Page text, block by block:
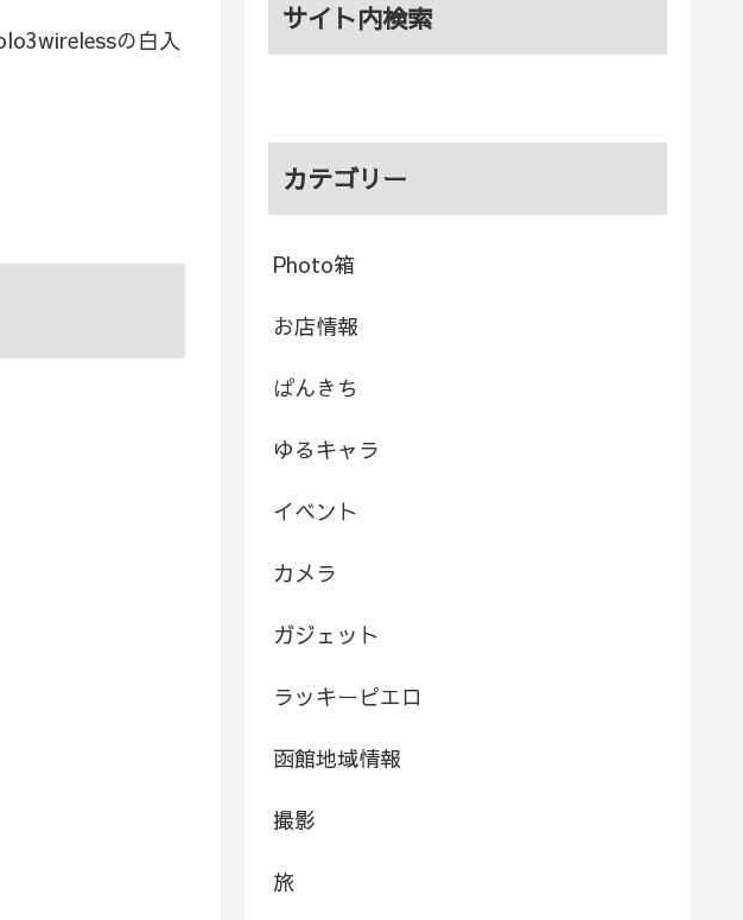
の白入
サイト内検索
カテゴリー
Photo箱
お店情報
ぱんきち
ゆるキャラ
イベント
カメラ
ガジェット
ラッキーピエロ
函館地域情報
撮影
旅